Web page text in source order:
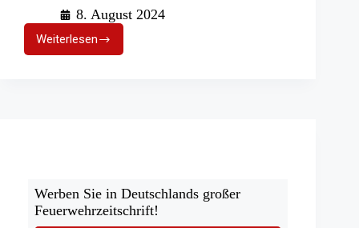
8. August 2024
WeiterlesenScheunen-
Großbrand
Werben Sie in Deutschlands großer
Feuerwehrzeitschrift!